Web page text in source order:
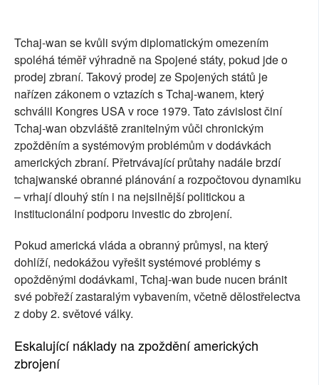
Tchaj-wan se kvůli svým diplomatickým omezením
spoléhá téměř výhradně na Spojené státy, pokud jde o
prodej zbraní. Takový prodej ze Spojených států je
nařízen zákonem o vztazích s Tchaj-wanem, který
schválil Kongres USA v roce 1979. Tato závislost činí
Tchaj-wan obzvláště zranitelným vůči chronickým
zpožděním a systémovým problémům v dodávkách
amerických zbraní. Přetrvávající průtahy nadále brzdí
tchajwanské obranné plánování a rozpočtovou dynamiku
– vrhají dlouhý stín i na nejsilnější politickou a
institucionální podporu investic do zbrojení.
Pokud americká vláda a obranný průmysl, na který
dohlíží, nedokážou vyřešit systémové problémy s
opožděnými dodávkami, Tchaj-wan bude nucen bránit
své pobřeží zastaralým vybavením, včetně dělostřelectva
z doby 2. světové války.
Eskalující náklady na zpoždění amerických
zbrojení